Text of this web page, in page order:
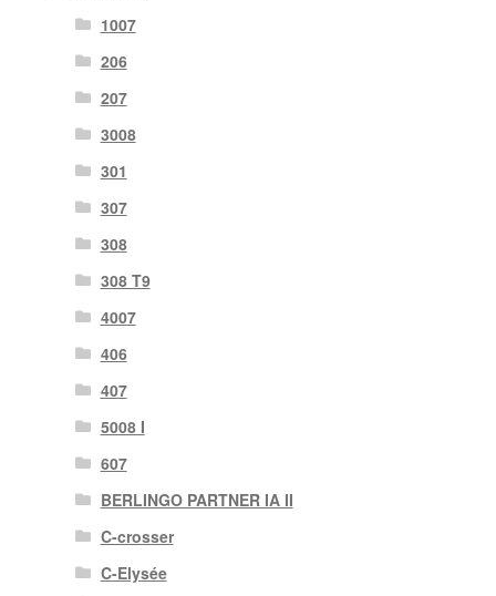
1007
206
207
3008
301
307
308
308 T9
4007
406
407
5008 I
607
BERLINGO PARTNER IA II
C-crosser
C-Elysée